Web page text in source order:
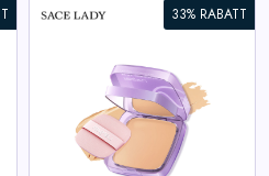
33% RABATT